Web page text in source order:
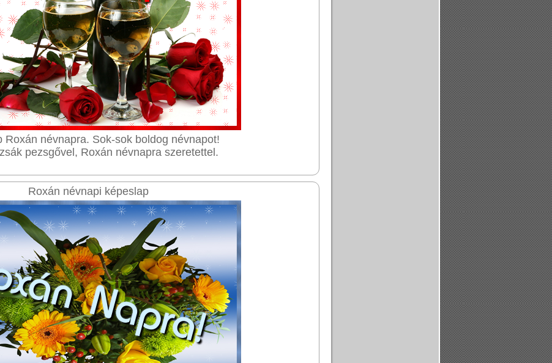
Roxán névnapra. Sok-sok boldog névnapot!
pezsgővel, Roxán névnapra szeretettel.
Roxán névnapi képeslap